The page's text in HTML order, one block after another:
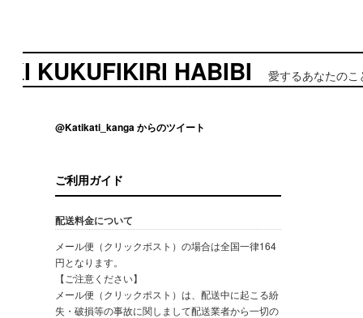
HABIBI 愛するあなたのことはい
@Katikati_kanga からのツイート
ご利用ガイド
配送料金について
メール便（クリックポスト）の場合は全国一律164
円となります。
【ご注意ください】
メール便（クリックポスト）は、配送中に起こる紛
失・破損等の事故に関しまして配送業者から一切の